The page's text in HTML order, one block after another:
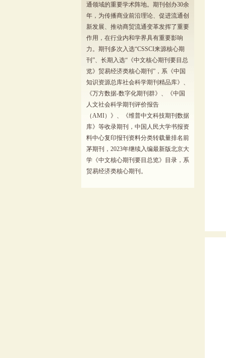
通领域的重要学术阵地。期刊创办30余
年，为传播商业前沿理论、促进流通创
新发展、推动商贸流通变革发挥了重要
作用，在行业内和学界具有重要影响
力。期刊多次入选“CSSCI来源核心期
刊”、长期入选“《中文核心期刊要目总
览》贸易经济类核心期刊”，系《中国
知识资源总库社会科学期刊精品库》、
《万方数据-数字化期刊群》、《中国
人文社会科学期刊评价报告
（AMI）》、《维普中文科技期刊数据
库》等收录期刊，中国人民大学书报资
料中心复印报刊资料分类转载量排名前
茅期刊，2023年继续入编最新版北京大
学《中文核心期刊要目总览》目录，系
贸易经济类核心期刊。